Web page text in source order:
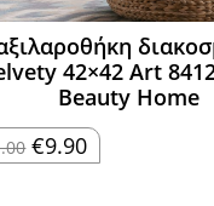
42×42 Art
Beauty Home
Original
price
€9.90Η
τρέχουσα